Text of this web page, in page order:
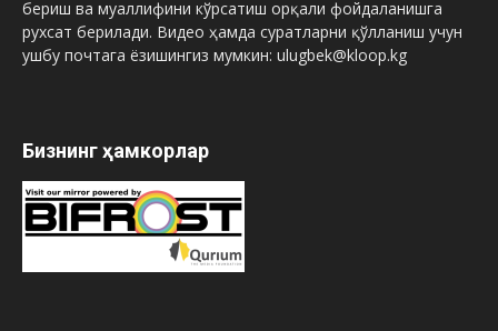
бериш ва муаллифини кўрсатиш орқали фойдаланишга
рухсат берилади. Видео ҳамда суратларни қўлланиш учун
ушбу почтага ёзишингиз мумкин: ulugbek@kloop.kg
Бизнинг ҳамкорлар